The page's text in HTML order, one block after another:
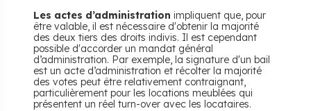
Les actes d’administration impliquent que, pour
être valable, il est nécessaire d'obtenir la majorité
des deux tiers des droits indivis. Il est cependant
possible d'accorder un mandat général
d’administration. Par exemple, la signature d'un bail
est un acte d’administration et récolter la majorité
des votes peut être relativement contraignant,
particulièrement pour les locations meublées qui
présentent un réel turn-over avec les locataires.